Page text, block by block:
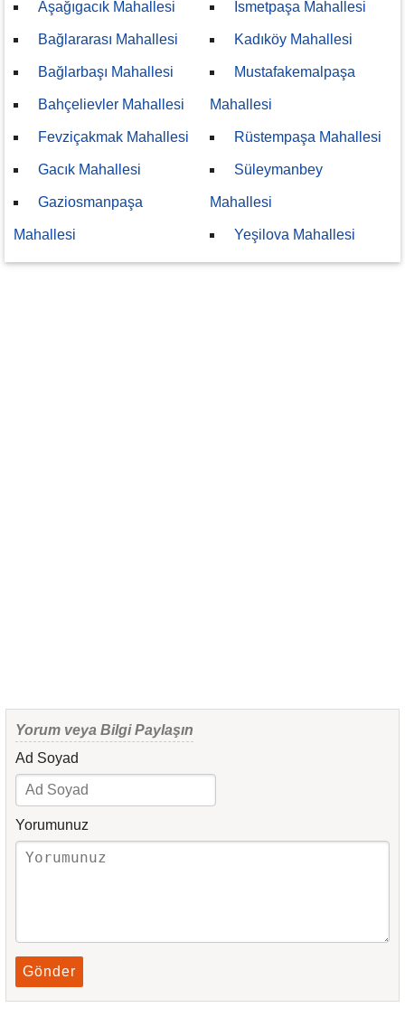
Aşağıgacık Mahallesi
Bağlararası Mahallesi
Bağlarbaşı Mahallesi
Bahçelievler Mahallesi
Fevziçakmak Mahallesi
Gacık Mahallesi
Gaziosmanpaşa
Mahallesi
İsmetpaşa Mahallesi
Kadıköy Mahallesi
Mustafakemalpaşa
Mahallesi
Rüstempaşa Mahallesi
Süleymanbey
Mahallesi
Yeşilova Mahallesi
Yorum veya Bilgi Paylaşın
Ad Soyad
Yorumunuz
Gönder